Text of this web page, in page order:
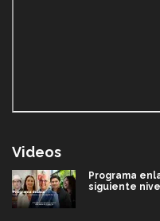
Videos
Programa
siguiente